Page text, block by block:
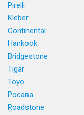
Pirelli
Kleber
Continental
Hankook
Bridgestone
Tigar
Toyo
Росава
Roadstone